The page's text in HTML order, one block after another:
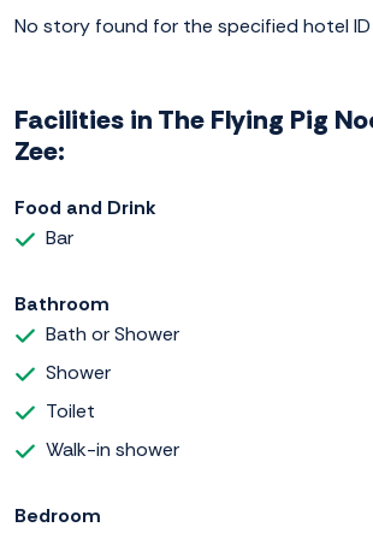
No story found for the specified hotel ID
Facilities in The Flying Pig
Zee:
Food and Drink
Bar
Bathroom
Bath or Shower
Shower
Toilet
Walk-in shower
Bedroom